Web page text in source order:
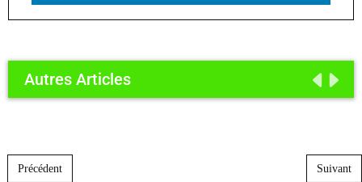
Autres Articles
Post navigation
Précédent Suivant